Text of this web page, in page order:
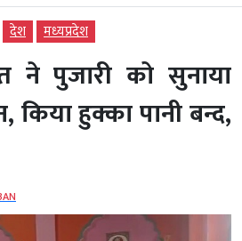
देश मध्‍यप्रदेश
ने पुजारी को सुनाया
हुक्का पानी बन्द,